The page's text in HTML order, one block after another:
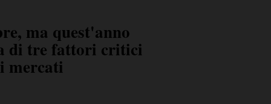
ma quest'anno
di tre fattori critici
mercati